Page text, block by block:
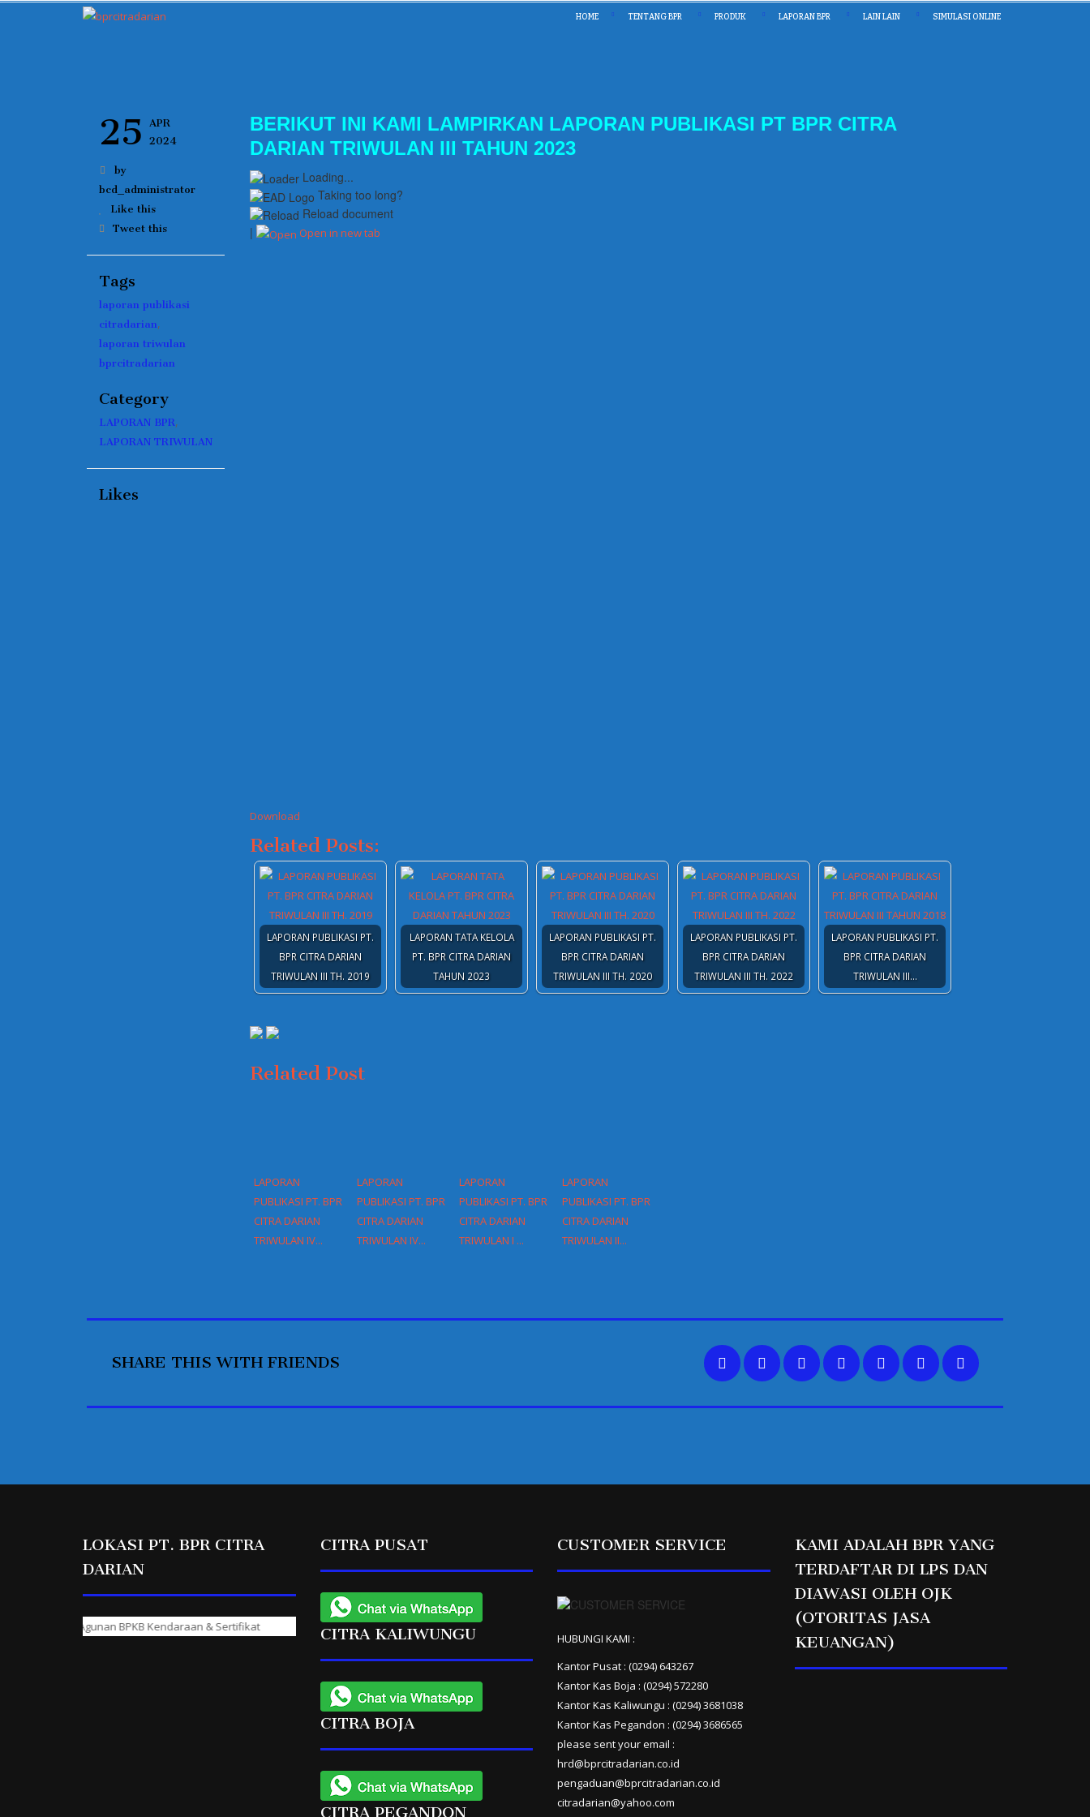
HOME TENTANG BPR PRODUK LAPORAN BPR LAIN LAIN SIMULASI ONLINE
25
APR
2024
by
bcd_administrator
Like this
Tweet this
Tags
laporan publikasi
citradarian,
laporan triwulan
bprcitradarian
Category
LAPORAN BPR,
LAPORAN TRIWULAN
Likes
BERIKUT INI KAMI LAMPIRKAN LAPORAN PUBLIKASI PT BPR CITRA
DARIAN TRIWULAN III TAHUN 2023
Loading...
Taking too long?
Reload document
|
Open in new tab
Download
Related Posts:
LAPORAN PUBLIKASI PT.
BPR CITRA DARIAN
TRIWULAN III TH. 2019
LAPORAN TATA KELOLA
PT. BPR CITRA DARIAN
TAHUN 2023
LAPORAN PUBLIKASI PT.
BPR CITRA DARIAN
TRIWULAN III TH. 2020
LAPORAN PUBLIKASI PT.
BPR CITRA DARIAN
TRIWULAN III TH. 2022
LAPORAN PUBLIKASI PT.
BPR CITRA DARIAN
TRIWULAN III…
Related Post
LAPORAN
PUBLIKASI PT. BPR
CITRA DARIAN
TRIWULAN IV...
LAPORAN
PUBLIKASI PT. BPR
CITRA DARIAN
TRIWULAN IV...
LAPORAN
PUBLIKASI PT. BPR
CITRA DARIAN
TRIWULAN I ...
LAPORAN
PUBLIKASI PT. BPR
CITRA DARIAN
TRIWULAN II...
SHARE THIS WITH FRIENDS
LOKASI PT. BPR CITRA
DARIAN
Hari Cair Agunan BPKB Kendaraan & Sertifikat
CITRA PUSAT
CITRA KALIWUNGU
CITRA BOJA
CITRA PEGANDON
CUSTOMER SERVICE
HUBUNGI KAMI :
Kantor Pusat : (0294) 643267
Kantor Kas Boja : (0294) 572280
Kantor Kas Kaliwungu : (0294) 3681038
Kantor Kas Pegandon : (0294) 3686565
please sent your email :
hrd@bprcitradarian.co.id
pengaduan@bprcitradarian.co.id
citradarian@yahoo.com
KAMI ADALAH BPR YANG
TERDAFTAR DI LPS DAN
DIAWASI OLEH OJK
(OTORITAS JASA
KEUANGAN)